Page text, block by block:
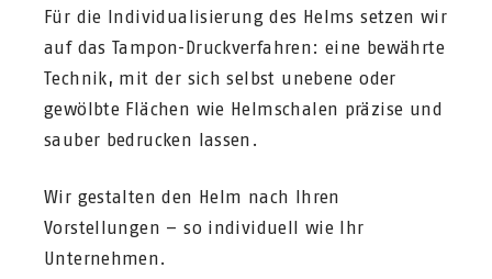
Für die Individualisierung des Helms setzen wir
auf das Tampon-Druckverfahren: eine bewährte
Technik, mit der sich selbst unebene oder
gewölbte Flächen wie Helmschalen präzise und
sauber bedrucken lassen.
Wir gestalten den Helm nach Ihren
Vorstellungen – so individuell wie Ihr
Unternehmen.